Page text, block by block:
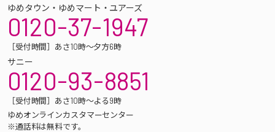
ゆめタウン・ゆめマート・ユアーズ
0120-37-1947
［受付時間］あさ10時～夕方6時
サニー
0120-93-8851
［受付時間］あさ10時～よる9時
ゆめオンラインカスタマーセンター
※通話料は無料です。